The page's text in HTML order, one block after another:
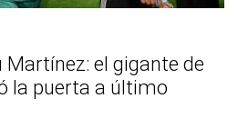
Martínez: el gigante de
la puerta a último